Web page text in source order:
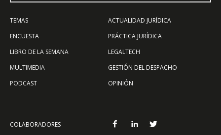
TEMAS
ENCUESTA
LIBRO DE LA SEMANA
MULTIMEDIA
PODCAST
ACTUALIDAD JURÍDICA
PRÁCTICA JURÍDICA
LEGALTECH
GESTIÓN DEL DESPACHO
OPINIÓN
COLABORADORES